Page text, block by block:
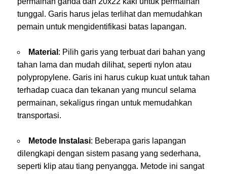
tunggal. Garis harus jelas terlihat dan memudahkan
pemain untuk mengidentifikasi batas lapangan.
Material : Pilih garis yang terbuat dari bahan yang
tahan lama dan mudah dilihat, seperti nylon atau
polypropylene. Garis ini harus cukup kuat untuk tahan
terhadap cuaca dan tekanan yang muncul selama
permainan, sekaligus ringan untuk memudahkan
transportasi.
Metode Instalasi: Beberapa garis lapangan
dilengkapi dengan sistem pasang yang sederhana,
seperti klip atau tiang penyangga. Metode ini sangat